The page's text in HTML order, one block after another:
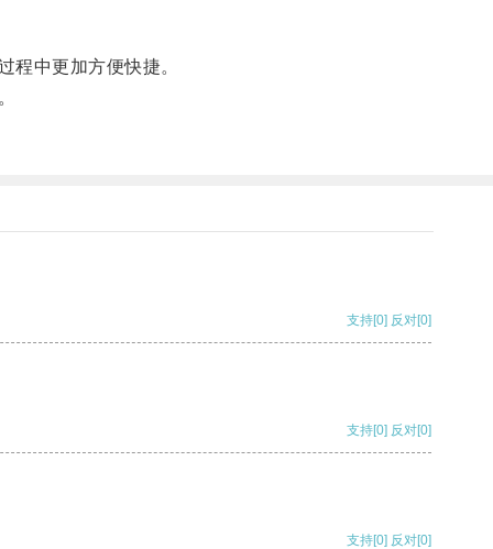
中更加方便快捷。
支持[0] 反对[0]
支持[0] 反对[0]
支持[0] 反对[0]